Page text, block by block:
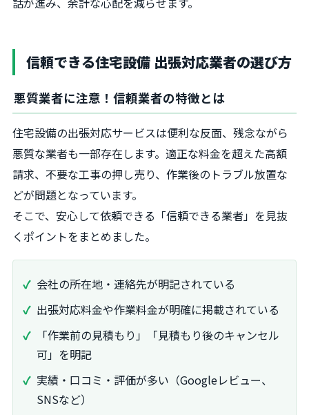
信頼できる住宅設備 出張対応業者の選び方
悪質業者に注意！信頼業者の特徴とは
住宅設備の出張対応サービスは便利な反面、残念ながら
悪質な業者も一部存在します。適正な料金を超えた高額
請求、不要な工事の押し売り、作業後のトラブル放置な
どが問題となっています。
そこで、安心して依頼できる「信頼できる業者」を見抜
くポイントをまとめました。
会社の所在地・連絡先が明記されている
出張対応料金や作業料金が明確に掲載されている
「作業前の見積もり」「見積もり後のキャンセル
可」を明記
実績・口コミ・評価が多い（Googleレビュー、
SNSなど）